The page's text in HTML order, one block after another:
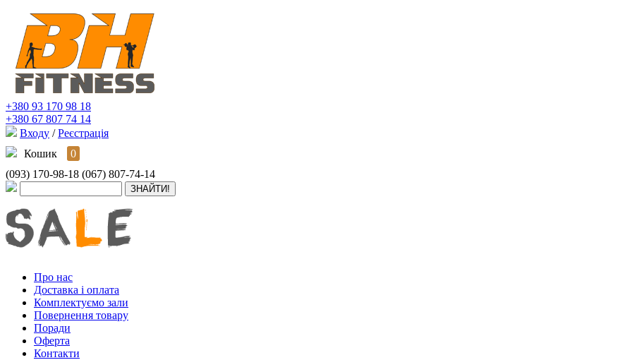
+380 93 170 98 18
+380 67 807 74 14
Входу / Реєстрація
Кошик
0
(093) 170-98-18 (067) 807-74-14
Про нас
Доставка і оплата
Комплектуємо зали
Повернення товару
Поради
Оферта
Контакти